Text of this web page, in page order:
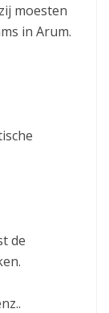
moesten
in Arum.
de